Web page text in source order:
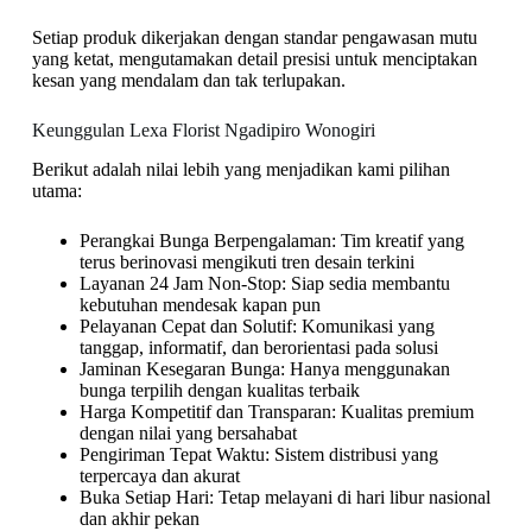
Setiap produk dikerjakan dengan standar pengawasan mutu
yang ketat, mengutamakan detail presisi untuk menciptakan
kesan yang mendalam dan tak terlupakan.
Keunggulan Lexa Florist Ngadipiro Wonogiri
Berikut adalah nilai lebih yang menjadikan kami pilihan
utama:
Perangkai Bunga Berpengalaman: Tim kreatif yang
terus berinovasi mengikuti tren desain terkini
Layanan 24 Jam Non-Stop: Siap sedia membantu
kebutuhan mendesak kapan pun
Pelayanan Cepat dan Solutif: Komunikasi yang
tanggap, informatif, dan berorientasi pada solusi
Jaminan Kesegaran Bunga: Hanya menggunakan
bunga terpilih dengan kualitas terbaik
Harga Kompetitif dan Transparan: Kualitas premium
dengan nilai yang bersahabat
Pengiriman Tepat Waktu: Sistem distribusi yang
terpercaya dan akurat
Buka Setiap Hari: Tetap melayani di hari libur nasional
dan akhir pekan